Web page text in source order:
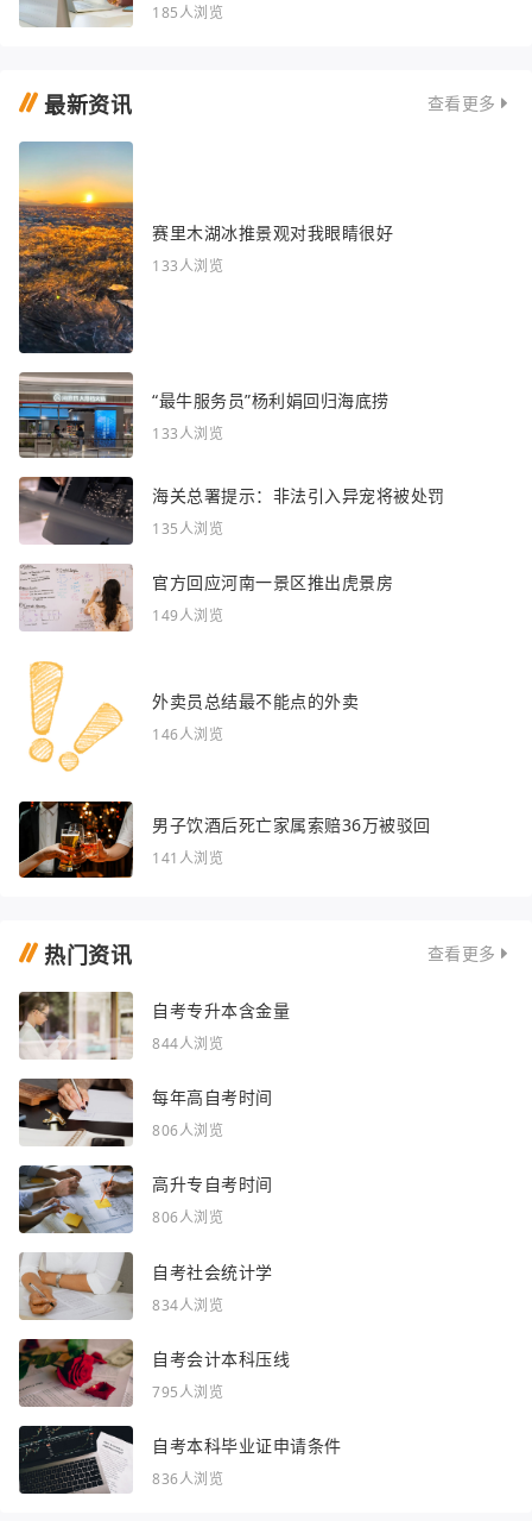
185人浏览
最新资讯 查看更多
赛里木湖冰推景观对我眼睛很好
133人浏览
“最牛服务员”杨利娟回归海底捞
133人浏览
海关总署提示：非法引入异宠将被处罚
135人浏览
官方回应河南一景区推出虎景房
149人浏览
外卖员总结最不能点的外卖
146人浏览
男子饮酒后死亡家属索赔36万被驳回
141人浏览
热门资讯 查看更多
自考专升本含金量
844人浏览
每年高自考时间
806人浏览
高升专自考时间
806人浏览
自考社会统计学
834人浏览
自考会计本科压线
795人浏览
自考本科毕业证申请条件
836人浏览